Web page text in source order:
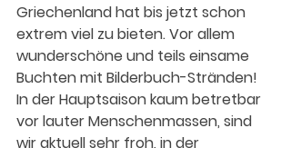
Griechenland hat bis jetzt schon
extrem viel zu bieten. Vor allem
wunderschöne und teils einsame
Buchten mit Bilderbuch-Stränden!
In der Hauptsaison kaum betretbar
vor lauter Menschenmassen, sind
wir aktuell sehr froh, in der